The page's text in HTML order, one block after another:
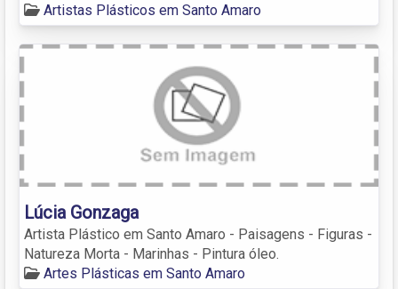
Artistas Plásticos em Santo Amaro
Lúcia Gonzaga
Artista Plástico em Santo Amaro - Paisagens - Figuras -
Natureza Morta - Marinhas - Pintura óleo.
Artes Plásticas em Santo Amaro